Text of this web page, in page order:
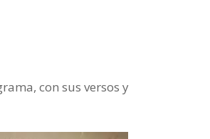
con sus versos y